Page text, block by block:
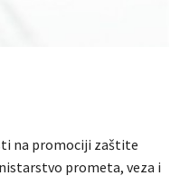
na promociji zaštite
prometa, veza i